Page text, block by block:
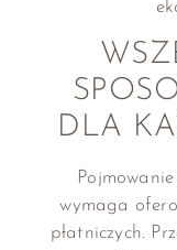
DLA
wymaga
płatniczych.